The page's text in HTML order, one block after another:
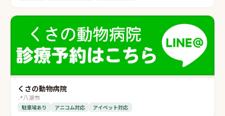
くさの動物病院
📍八潮市
駐車場あり アニコム対応 アイペット対応